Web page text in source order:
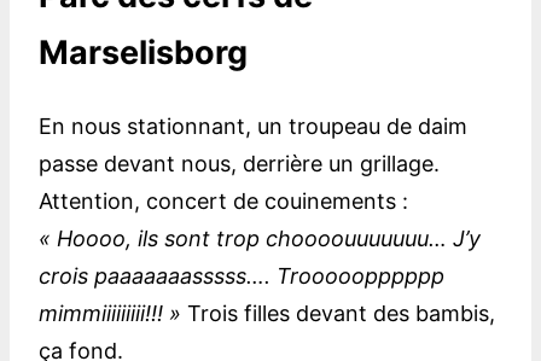
Marselisborg
En nous stationnant, un troupeau de daim
passe devant nous, derrière un grillage.
Attention, concert de couinements :
« Hoooo, ils sont trop choooouuuuuuu… J’y
crois paaaaaaasssss…. Trooooopppppp
mimmiiiiiiiii!!! » Trois filles devant des bambis,
ça fond.